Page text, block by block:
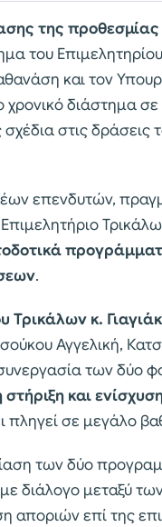
της
του
και τον
διάστημα
στις δράσεις
επενδυτών,
.
Τρικάλων κ.
Αγγελική,
των δύο
και
πληγεί σε μεγάλο
των δύο
διάλογο μεταξύ
επί της